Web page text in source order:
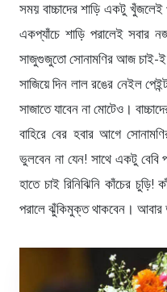
সময় বাচ্চাদের শাড়ি একটু খুঁজলেই
একপ্যাঁচে শাড়ি পরালেই সবার
সাজুগুজুতো সোনামণির আজ চাই-ই
সাজিয়ে দিন লাল রঙের নেইল
সাজাতে যাবেন না মোটেও।
বাহিরে বের হবার আগে
ভুলবেন না যেন! সাথে একটু বেবি
হাতে চাই রিনিঝিনি কাঁচের চুড়ি!
পরালে ঝুঁকিমুক্ত থাকবেন। আবার